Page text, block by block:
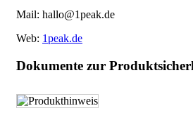
Mail: hallo@1peak.de
Web: 1peak.de
Dokumente zur